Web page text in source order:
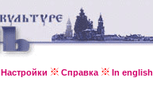
Настройки Справка In english